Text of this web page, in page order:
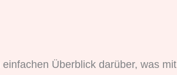
Überblick darüber, was